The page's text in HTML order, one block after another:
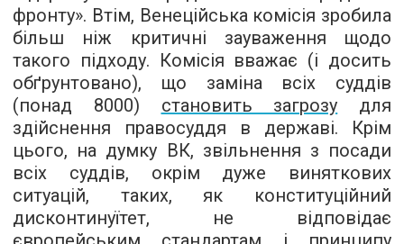
фронту». Втім, Венеційська комісія зробила
більш ніж критичні зауваження щодо
такого підходу. Комісія вважає (і досить
обґрунтовано), що заміна всіх суддів
(понад 8000) становить загрозу для
здійснення правосуддя в державі. Крім
цього, на думку ВК, звільнення з посади
всіх суддів, окрім дуже виняткових
ситуацій, таких, як конституційний
дисконтинуїтет, не відповідає